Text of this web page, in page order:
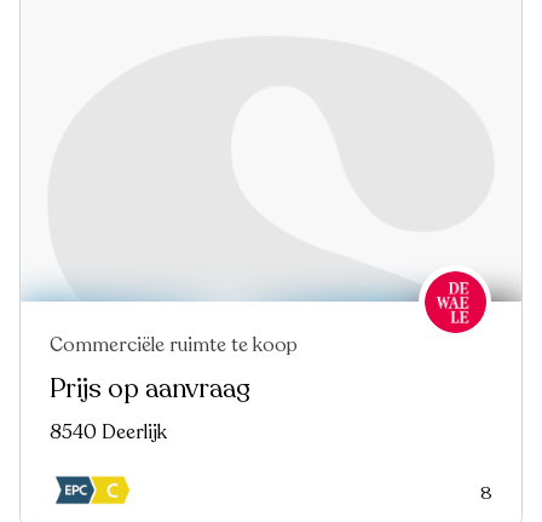
Commerciële ruimte te koop
Prijs op aanvraag
8540 Deerlijk
8